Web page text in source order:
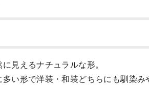
見えるナチュラルな形。
多い形で洋装・和装どちらにも馴染み